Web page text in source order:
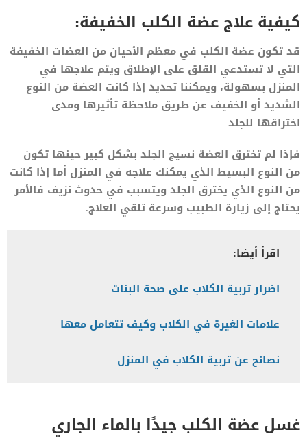
كيفية علاج عضة الكلب الخفيفة:
قد تكون عضة الكلب في معظم الأحيان من العضات الخفيفة
التي لا تستدعي القلق على الإطلاق ويتم علاجها في
المنزل بسهولة، ويمكننا تحديد إذا كانت العضة من النوع
الشديد أو الخفيف عن طريق ملاحظة تأثيرها ومدى
اختراقها للجلد
فإذا لم تخترق العضة نسيج الجلد بشكل كبير حينها تكون
من النوع البسيط الذي يمكنك علاجه في المنزل أما إذا كانت
من النوع الذي يخترق الجلد ويتسبب في حدوث نزيف فالأمر
يحتاج إلى زيارة الطبيب وسرعة تلقي العلاج.
اقرأ أيضا:
اضرار تربية الكلاب على صحة البنات
علامات الغيرة في الكلاب وكيف تتعامل معها
نصائح عن تربية الكلاب في المنزل
غسل عضة الكلب جيدًا بالماء الجاري